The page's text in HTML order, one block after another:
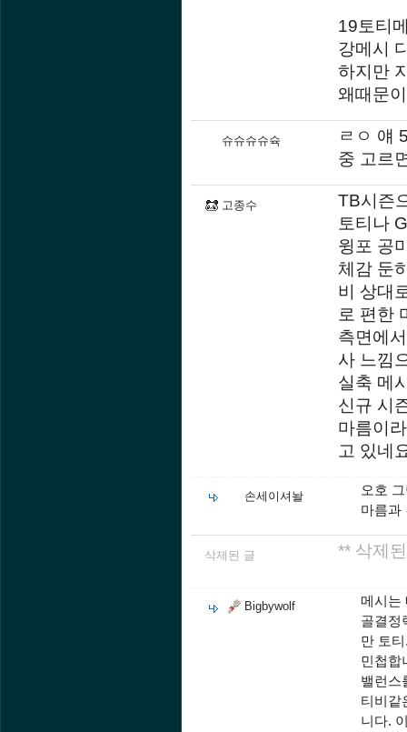
19토티
강메시
하지만
왜때문
슈슈슈슈슉
ㄹㅇ 얘
중 고르
고종수
TB시즌
토티나
윙포 공
체감 둔
비 상대
로 편한
측면에
사 느낌
실축 메
신규 시
마름이
고 있네
손세이셔놜
오호
마름과
삭제된 글 ** 삭제
Bigbywolf
메시는
골결정
만 토
민첩합
밸런스
티비같
니다.